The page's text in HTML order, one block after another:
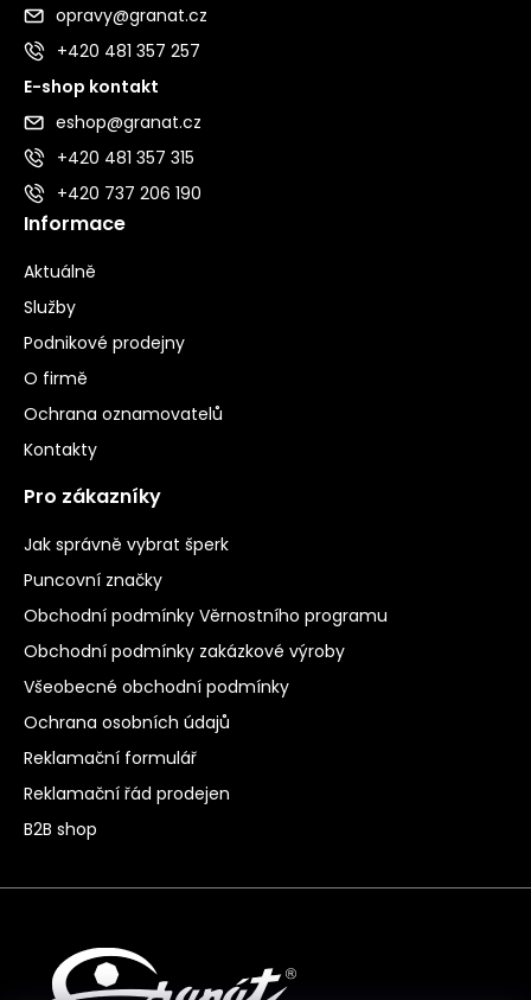
opravy@granat.cz
+420 481 357 257
E-shop kontakt
eshop@granat.cz
+420 481 357 315
+420 737 206 190
Informace
Aktuálně
Služby
Podnikové prodejny
O firmě
Ochrana oznamovatelů
Kontakty
Pro zákazníky
Jak správně vybrat šperk
Puncovní značky
Obchodní podmínky Věrnostního programu
Obchodní podmínky zakázkové výroby
Všeobecné obchodní podmínky
Ochrana osobních údajů
Reklamační formulář
Reklamační řád prodejen
B2B shop